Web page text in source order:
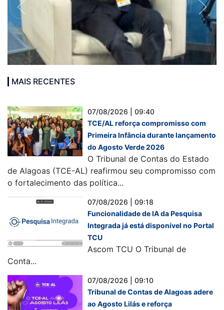
MAIS RECENTES
07/08/2026 | 09:40
TCE/AL reforça compromisso com
Primeira Infância durante lançamento
do Agosto Verde 2026
O Tribunal de Contas do Estado
de Alagoas (TCE-AL) reafirmou seu compromisso com
o fortalecimento das política...
07/08/2026 | 09:18
Funcionalidade de IA da Pesquisa
Integrada já está disponível no Portal
TCU
Ascom TCU O Tribunal de
Conta...
07/08/2026 | 09:10
Tribunal de Contas de Alagoas adere
ao Agosto Lilás e reforça